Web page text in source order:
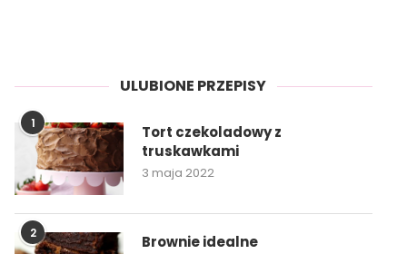
ULUBIONE PRZEPISY
1
Tort czekoladowy z
truskawkami
3 maja 2022
2 Brownie idealne